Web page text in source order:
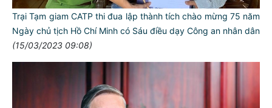
Trại Tạm giam CATP thi đua lập thành tích chào mừng 75 năm
Ngày chủ tịch Hồ Chí Minh có Sáu điều dạy Công an nhân dân
(15/03/2023 09:08)